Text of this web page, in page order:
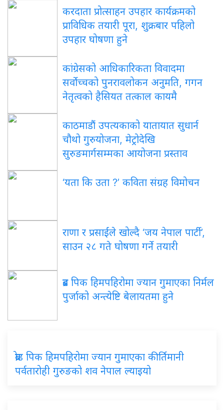
करदाता प्रोत्साहन उपहार कार्यक्रमको
प्राविधिक तयारी पूरा, शुक्रबार पहिलो
उपहार घोषणा हुने
कांग्रेसको आधिकारिकता विवादमा
सर्वोच्चको पुनरावलोकन अनुमति, गगन
नेतृत्वको हैसियत तत्काल कायमै
काठमाडौं उपत्यकाको यातायात सुधार्न
चौथो गुरुयोजना, मेट्रोदेखि
सुरुङमार्गसम्मका आयोजना प्रस्ताव
‘यता कि उता ?’ कविता संग्रह विमोचन
राणा र प्रसाईंले खोल्दै ‘जय नेपाल पार्टी’,
साउन २८ गते घोषणा गर्ने तयारी
ब्रड पिक हिमपहिरोमा ज्यान गुमाएका निर्मल
पुर्जाको अन्त्येष्टि बेलायतमा हुने
ब्रोड पिक हिमपहिरोमा ज्यान गुमाएका कीर्तिमानी
पर्वतारोही गुरुङको शव नेपाल ल्याइयो